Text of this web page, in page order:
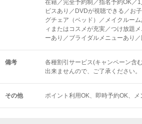
在籍／完全予約制／指名予約OK／
ビスあり／DVDが視聴できる／お
グチェア（ベッド）／メイクルー
ィまたはコスメが充実／つけ放題
ーあり／ブライダルメニューあり
備考
各種割引サービス(キャンペーン含
出来ませんので、ご了承ください。
その他 ポイント利用OK 即時予約OK メ